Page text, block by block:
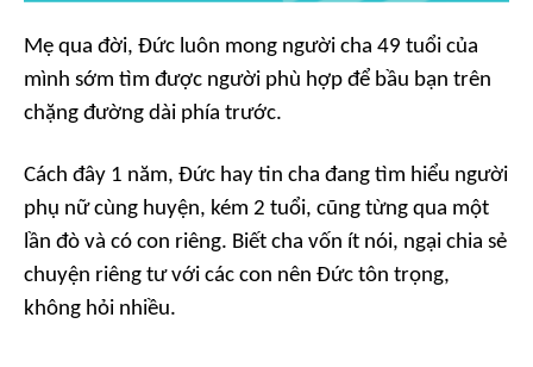
Mẹ qua đời, Đức luôn mong người cha 49 tuổi của
mình sớm tìm được người phù hợp để bầu bạn trên
chặng đường dài phía trước.
Cách đây 1 năm, Đức hay tin cha đang tìm hiểu người
phụ nữ cùng huyện, kém 2 tuổi, cũng từng qua một
lần đò và có con riêng. Biết cha vốn ít nói, ngại chia sẻ
chuyện riêng tư với các con nên Đức tôn trọng,
không hỏi nhiều.